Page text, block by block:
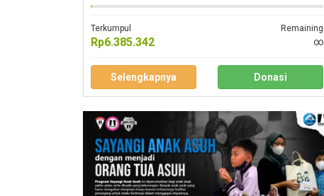
Terkumpul
Rp6.385.342
Remaining
∞
Selengkapnya Donasi